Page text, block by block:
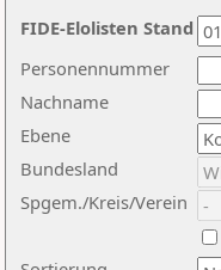
Nachname
Ebene
Personennummer
Bundesland
Spgem./Kreis/Verein
FIDE-Elolisten Stand